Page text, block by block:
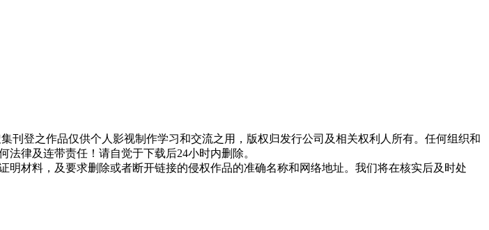
刊登之作品仅供个人影视制作学习和交流之用，版权归发行公司及相关权利人所有。任何组织和
律及连带责任！请自觉于下载后24小时内删除。
材料，及要求删除或者断开链接的侵权作品的准确名称和网络地址。我们将在核实后及时处